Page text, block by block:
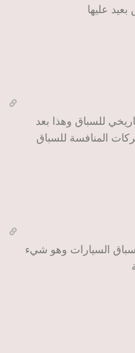
عليها
للسباق وهذا بعد
المنافسة للسباق
سباق السيارات وهو شيء